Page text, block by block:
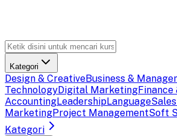
Kategori
Design & CreativeBusiness &
TechnologyDigital MarketingFinance
AccountingLeadershipLanguage
MarketingProject ManagementSoft
Kategori